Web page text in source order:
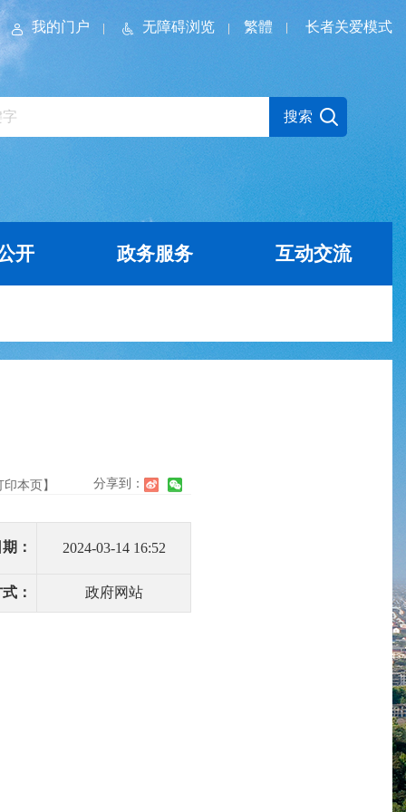
长者关爱模式
我的门户 无障碍浏览 繁體
开 政务服务 互动交流
本页】 分享到：
： 2024-03-14 16:52
： 政府网站